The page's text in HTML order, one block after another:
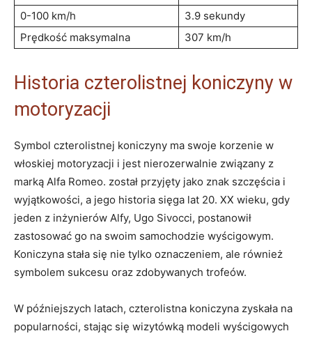
0-100 km/h
3.9 sekundy
Prędkość maksymalna
307 km/h
Historia⁢ czterolistnej‍ koniczyny w⁣
motoryzacji
Symbol czterolistnej koniczyny ma swoje korzenie w
włoskiej motoryzacji⁢ i jest nierozerwalnie związany ​z⁢
marką Alfa Romeo. został przyjęty jako znak ⁣szczęścia i
wyjątkowości, a jego historia sięga lat 20. XX wieku, ‍gdy
‍jeden z inżynierów Alfy, Ugo Sivocci, postanowił
zastosować go ‌na⁣ swoim samochodzie wyścigowym.
Koniczyna stała się nie tylko oznaczeniem, ale również
symbolem⁣ sukcesu⁤ oraz ‌zdobywanych trofeów.
W późniejszych ⁣latach,⁤ czterolistna koniczyna ⁣zyskała⁢ na
popularności, stając się wizytówką modeli wyścigowych